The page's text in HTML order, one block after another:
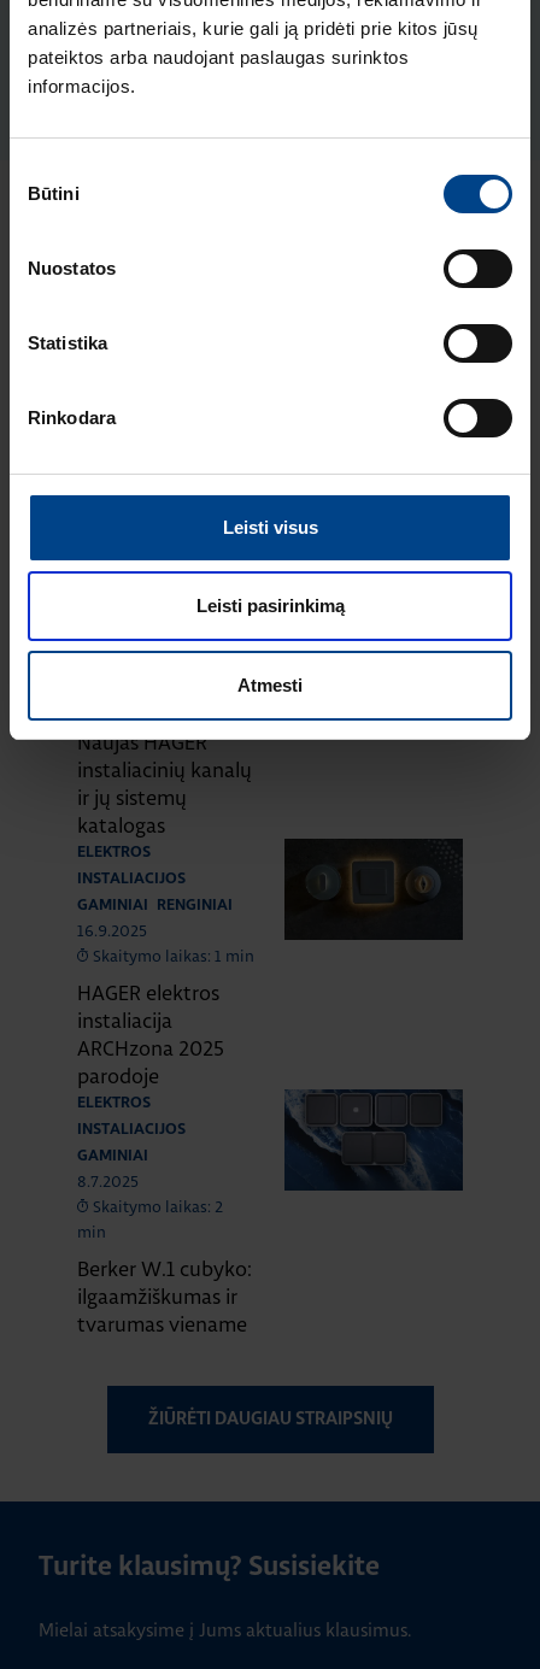
analizės partneriais, kurie gali ją pridėti prie kitos jūsų
pateiktos arba naudojant paslaugas surinktos
informacijos.
pasirinkimas
Būtini
Nuostatos
Statistika
Rinkodara
Leisti visus
Leisti pasirinkimą
Atmesti
apšv., 230V (mėlyna 5mA ), IP55,
Berker
Elektros instaliacijos gaminiai
INSTALIACIJOS
Skaitymo laikas: 2
HAGER lumina
intense – kainos ir
Europoje
GAMINIAI
Naujas HAGER
instaliacinių kanalų
ir jų sistemų
katalogas
ELEKTROS
INSTALIACIJOS
GAMINIAI
RENGINIAI
16.9.2025
Skaitymo laikas: 1 min
HAGER elektros
instaliacija
ARCHzona 2025
parodoje
ELEKTROS
INSTALIACIJOS
GAMINIAI
8.7.2025
Skaitymo laikas: 2
min
Berker W.1 cubyko:
ilgaamžiškumas ir
tvarumas viename
ŽIŪRĖTI DAUGIAU STRAIPSNIŲ
Turite klausimų? Susisiekite
Mielai atsakysime į Jums aktualius klausimus.